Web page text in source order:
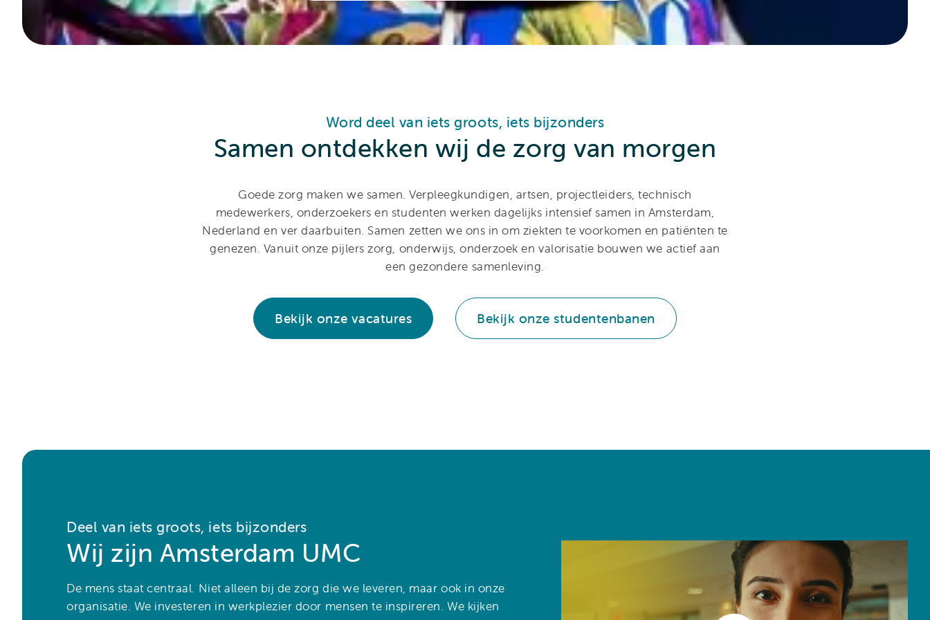
Samen ontdekken wij de zorg van morgen
Word deel van iets groots, iets bijzonders
Goede zorg maken we samen. Verpleegkundigen, artsen, projectleiders, technisch
medewerkers, onderzoekers en studenten werken dagelijks intensief samen in Amsterdam,
Nederland en ver daarbuiten. Samen zetten we ons in om ziekten te voorkomen en patiënten te
genezen. Vanuit onze pijlers zorg, onderwijs, onderzoek en valorisatie bouwen we actief aan
een gezondere samenleving.
Bekijk onze vacatures Bekijk onze studentenbanen
Wij zijn Amsterdam UMC
Deel van iets groots, iets bijzonders
De mens staat centraal. Niet alleen bij de zorg die we leveren, maar ook in onze
organisatie. We investeren in werkplezier door mensen te inspireren. We kijken